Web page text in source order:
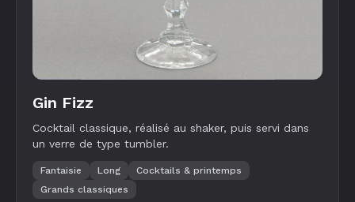
Gin Fizz
Cocktail classique, réalisé au shaker, puis servi dans
un verre de type tumbler.
Fantaisie Long
Cocktails & printemps
Grands classiques